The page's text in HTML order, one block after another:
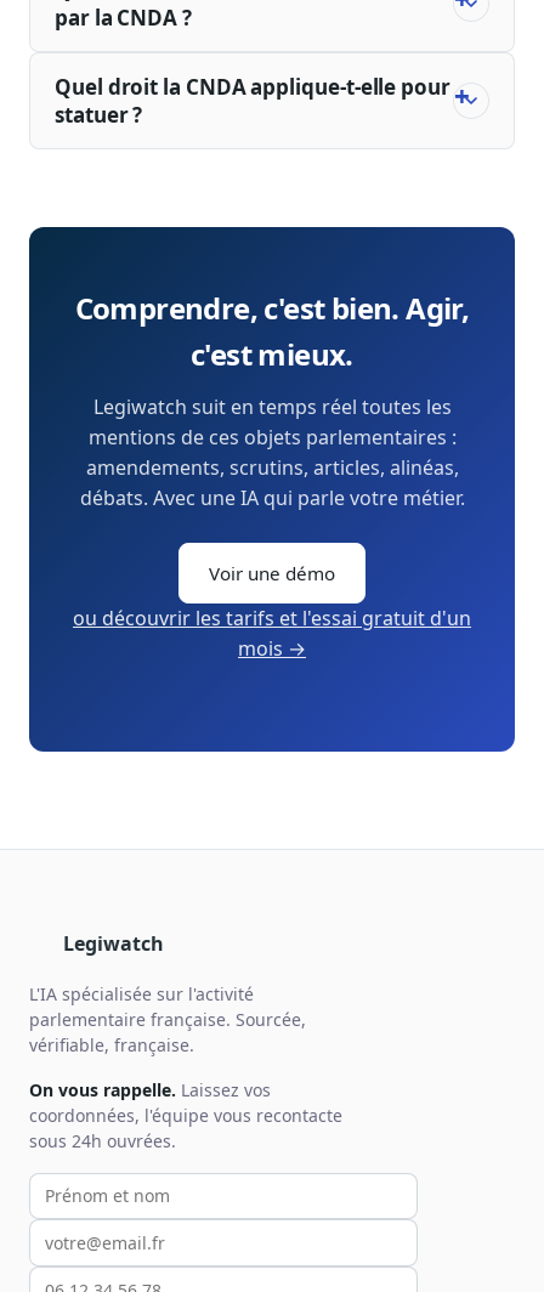
par la CNDA ?
Quel droit la CNDA applique-t-elle pour
statuer ?
Comprendre, c'est bien. Agir,
c'est mieux.
Legiwatch suit en temps réel toutes les
mentions de ces objets parlementaires :
amendements, scrutins, articles, alinéas,
débats. Avec une IA qui parle votre métier.
Voir une démo
ou découvrir les tarifs et l'essai gratuit d'un
mois →
Legiwatch
L'IA spécialisée sur l'activité
parlementaire française. Sourcée,
vérifiable, française.
On vous rappelle. Laissez vos
coordonnées, l'équipe vous recontacte
sous 24h ouvrées.
Votre prénom et nom
Votre email
Votre téléphone